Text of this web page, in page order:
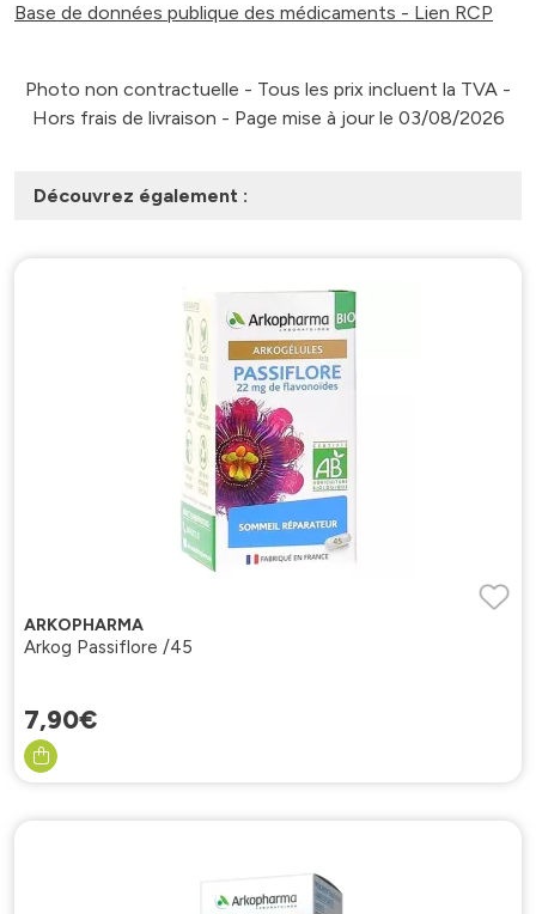
Base de données publique des médicaments - Lien RCP
Photo non contractuelle - Tous les prix incluent la TVA -
Hors frais de livraison - Page mise à jour le 03/08/2026
Découvrez également :
ARKOPHARMA
Arkog Passiflore /45
7,90€